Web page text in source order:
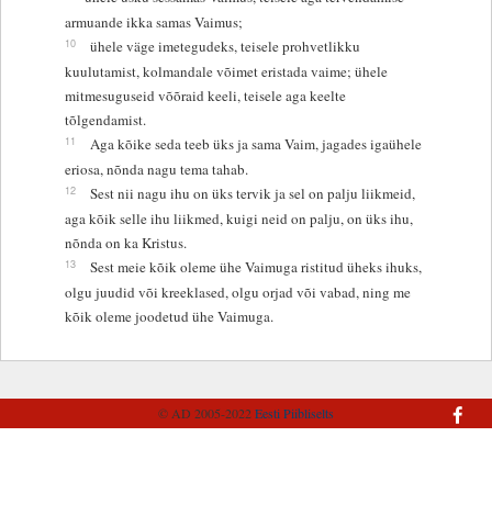
armuande ikka samas Vaimus;
10
ühele väge imetegudeks, teisele prohvetlikku
kuulutamist, kolmandale võimet eristada vaime; ühele
mitmesuguseid võõraid keeli, teisele aga keelte
tõlgendamist.
11
Aga kõike seda teeb üks ja sama Vaim, jagades igaühele
eriosa, nõnda nagu tema tahab.
12
Sest nii nagu ihu on üks tervik ja sel on palju liikmeid,
aga kõik selle ihu liikmed, kuigi neid on palju, on üks ihu,
nõnda on ka Kristus.
13
Sest meie kõik oleme ühe Vaimuga ristitud üheks ihuks,
olgu juudid või kreeklased, olgu orjad või vabad, ning me
kõik oleme joodetud ühe Vaimuga.
© AD 2005-2022Eesti Piibliselts